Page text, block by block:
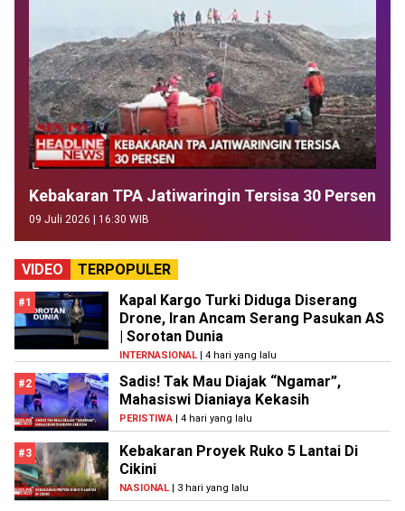
Kebakaran TPA Jatiwaringin Tersisa 30 Persen
09 Juli 2026 | 16:30 WIB
VIDEO TERPOPULER
#1
Kapal Kargo Turki Diduga Diserang
Drone, Iran Ancam Serang Pasukan AS
| Sorotan Dunia
INTERNASIONAL | 4 hari yang lalu
#2
Sadis! Tak Mau Diajak “Ngamar”,
Mahasiswi Dianiaya Kekasih
PERISTIWA | 4 hari yang lalu
#3
Kebakaran Proyek Ruko 5 Lantai Di
Cikini
NASIONAL | 3 hari yang lalu